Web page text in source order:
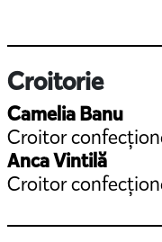
Croitorie
Camelia Banu
Croitor
Anca Vintilă
Croitor